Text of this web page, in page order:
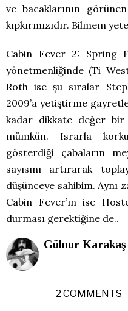
ve bacaklarının
kıpkırmızıdır. Bilmem
Cabin Fever 2: Spring
yönetmenliğinde (Ti
Roth ise şu sıralar
2009’a yetiştirme
kadar dikkate değer bir
mümkün. Israrla
gösterdiği çabaların
sayısını artırarak
düşünceye sahibim. Aynı
Cabin Fever’ın ise
durması gerektiğine de..
Gülnur Karakaş
2 COMMENTS